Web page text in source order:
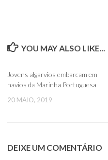
YOU MAY ALSO LIKE...
Jovens algarvios embarcam em
navios da Marinha Portuguesa
20 MAIO, 2019
DEIXE UM COMENTÁRIO